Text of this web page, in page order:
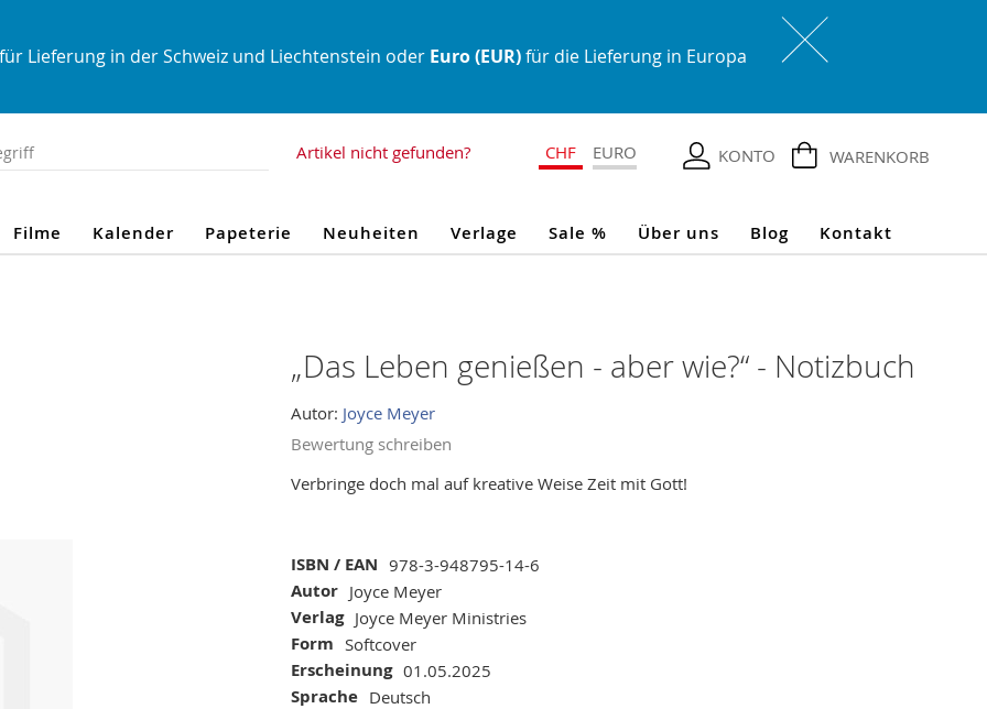
für Lieferung in der Schweiz und Liechtenstein oder Euro (EUR)für die Lieferung in Europa
WARENKORB
KONTO
Artikel nicht gefunden? CHF EURO
Filme Kalender Papeterie Neuheiten Verlage Sale % Über uns Blog Kontakt
„Das Leben genießen - aber wie?“ - Notizbuch
Autor: Joyce Meyer
Bewertung schreiben
Verbringe doch mal auf kreative Weise Zeit mit Gott!
Mehr
Informationen
ISBN / EAN 978-3-948795-14-6
Autor Joyce Meyer
Verlag Joyce Meyer Ministries
Form Softcover
Erscheinung 01.05.2025
Sprache Deutsch